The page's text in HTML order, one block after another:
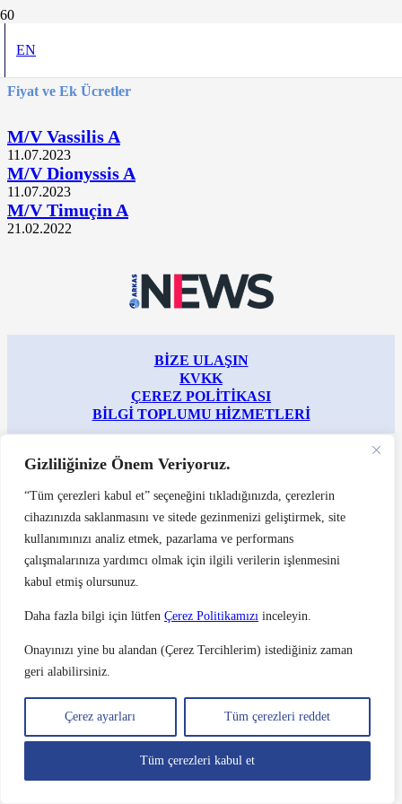
Gizliliğinize Önem Veriyoruz.
“Tüm çerezleri kabul et” seçeneğini tıkladığınızda, çerezlerin
cihazınızda saklanmasını ve sitede gezinmenizi geliştirmek, site
kullanımınızı analiz etmek, pazarlama ve performans
çalışmalarınıza yardımcı olmak için ilgili verilerin işlenmesini
kabul etmiş olursunuz.
Daha fazla bilgi için lütfen Çerez Politikamızı inceleyin.
Onayınızı yine bu alandan (Çerez Tercihlerim) istediğiniz zaman
geri alabilirsiniz.
Çerez ayarları Tüm çerezleri reddet
Tüm çerezleri kabul et
EN
900 – 1150 TEU
Fiyat ve Ek Ücretler
M/V Vassilis A
11.07.2023
M/V Dionyssis A
11.07.2023
M/V Timuçin A
21.02.2022
BİZE ULAŞIN
KVKK
ÇEREZ POLİTİKASI
BİLGİ TOPLUMU HİZMETLERİ
©2024 Arkas Konteyner Taşımacılık A.Ş. – Bu sitede kullanılan resim ve belgeler orijinal
olup tüm hakları ARKAS’a aittir.